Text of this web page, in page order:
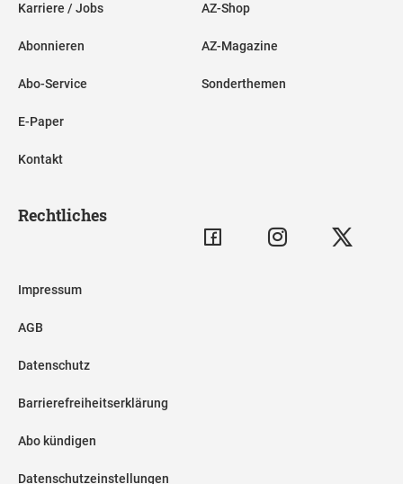
Karriere / Jobs
Abonnieren
Abo-Service
E-Paper
Kontakt
AZ-Shop
AZ-Magazine
Sonderthemen
Rechtliches
Impressum
AGB
Datenschutz
Barrierefreiheitserklärung
Abo kündigen
Datenschutzeinstellungen